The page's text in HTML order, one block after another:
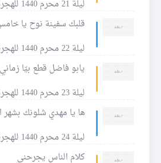
ليلة 21 محرم 1440 للهجرة
قلبك سفينة نوح يا
ليلة 22 محرم 1440 للهجرة
يابو فاضل قطع بيّا زماني
ليلة 23 محرم 1440 للهجرة
ها يا مهدي شلونك بشهر
ليلة 24 محرم 1440 للهجرة
كلام الناس يجرحني